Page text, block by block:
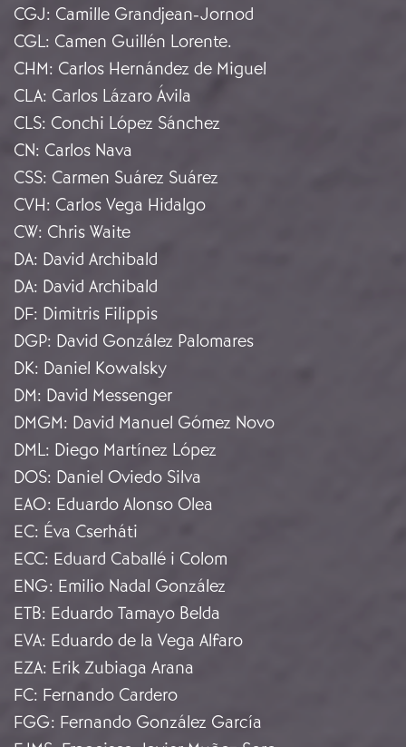
CGJ: Camille Grandjean-Jornod
CGL: Camen Guillén Lorente.
CHM: Carlos Hernández de Miguel
CLA: Carlos Lázaro Ávila
CLS: Conchi López Sánchez
CN: Carlos Nava
CSS: Carmen Suárez Suárez
CVH: Carlos Vega Hidalgo
CW: Chris Waite
DA: David Archibald
DA: David Archibald
DF: Dimitris Filippis
DGP: David González Palomares
DK: Daniel Kowalsky
DM: David Messenger
DMGM: David Manuel Gómez Novo
DML: Diego Martínez López
DOS: Daniel Oviedo Silva
EAO: Eduardo Alonso Olea
EC: Éva Cserháti
ECC: Eduard Caballé i Colom
ENG: Emilio Nadal González
ETB: Eduardo Tamayo Belda
EVA: Eduardo de la Vega Alfaro
EZA: Erik Zubiaga Arana
FC: Fernando Cardero
FGG: Fernando González García